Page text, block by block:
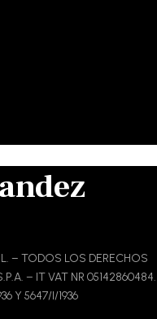
– TODOS LOS DERECHOS
– IT VAT NR 05142860484.
Y 5647/I/1936